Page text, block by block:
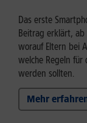
Das erste
Beitrag erklärt,
worauf Eltern bei
welche Regeln für
werden sollten.
Mehr